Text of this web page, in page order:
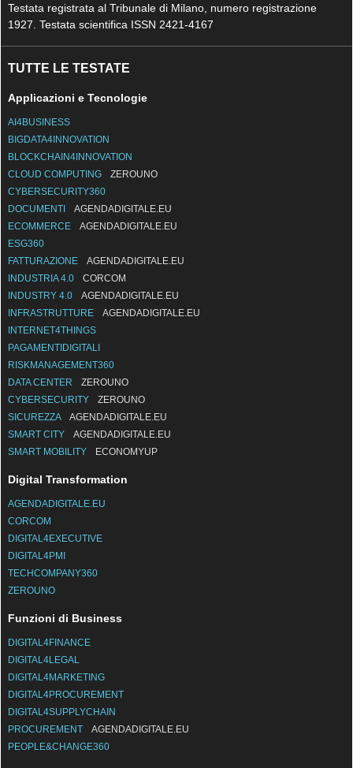
Testata registrata al Tribunale di Milano, numero registrazione
1927. Testata scientifica ISSN 2421-4167
TUTTE LE TESTATE
Applicazioni e Tecnologie
AI4BUSINESS
BIGDATA4INNOVATION
BLOCKCHAIN4INNOVATION
CLOUD COMPUTING
ZEROUNO
CYBERSECURITY360
DOCUMENTI
AGENDADIGITALE.EU
ECOMMERCE
AGENDADIGITALE.EU
ESG360
FATTURAZIONE
AGENDADIGITALE.EU
INDUSTRIA 4.0
CORCOM
INDUSTRY 4.0
AGENDADIGITALE.EU
INFRASTRUTTURE
AGENDADIGITALE.EU
INTERNET4THINGS
PAGAMENTIDIGITALI
RISKMANAGEMENT360
DATA CENTER
ZEROUNO
CYBERSECURITY
ZEROUNO
SICUREZZA
AGENDADIGITALE.EU
SMART CITY
AGENDADIGITALE.EU
SMART MOBILITY
ECONOMYUP
Digital Transformation
AGENDADIGITALE.EU
CORCOM
DIGITAL4EXECUTIVE
DIGITAL4PMI
TECHCOMPANY360
ZEROUNO
Funzioni di Business
DIGITAL4FINANCE
DIGITAL4LEGAL
DIGITAL4MARKETING
DIGITAL4PROCUREMENT
DIGITAL4SUPPLYCHAIN
PROCUREMENT
AGENDADIGITALE.EU
PEOPLE&CHANGE360